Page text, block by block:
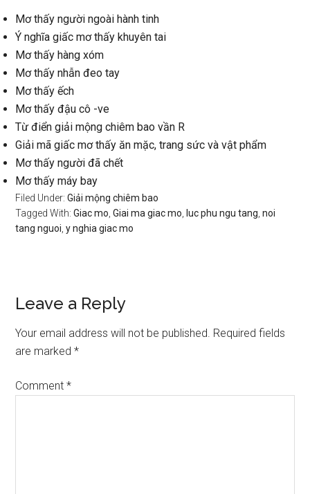
Mơ thấy người ngoài hành tinh
Ý nghĩa giấc mơ thấy khuyên tai
Mơ thấy hàng xóm
Mơ thấy nhẫn đeo tay
Mơ thấy ếch
Mơ thấy đậu cô -ve
Từ điển giải mộng chiêm bao vần R
Giải mã giấc mơ thấy ăn mặc, trang sức và vật phẩm
Mơ thấy người đã chết
Mơ thấy máy bay
Filed Under:Giải mộng chiêm bao
Tagged With:Giac mo ,Giai ma giac mo luc phu ngu tang ,noi
tang nguoi ,y nghia giac mo
Reader
Interactions
Leave a Reply
Your email address will not be published. Required fields
are marked*
Comment*